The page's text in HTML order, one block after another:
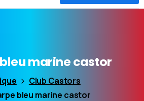
bleumarinecastor
Club Castors
bleu marine castor